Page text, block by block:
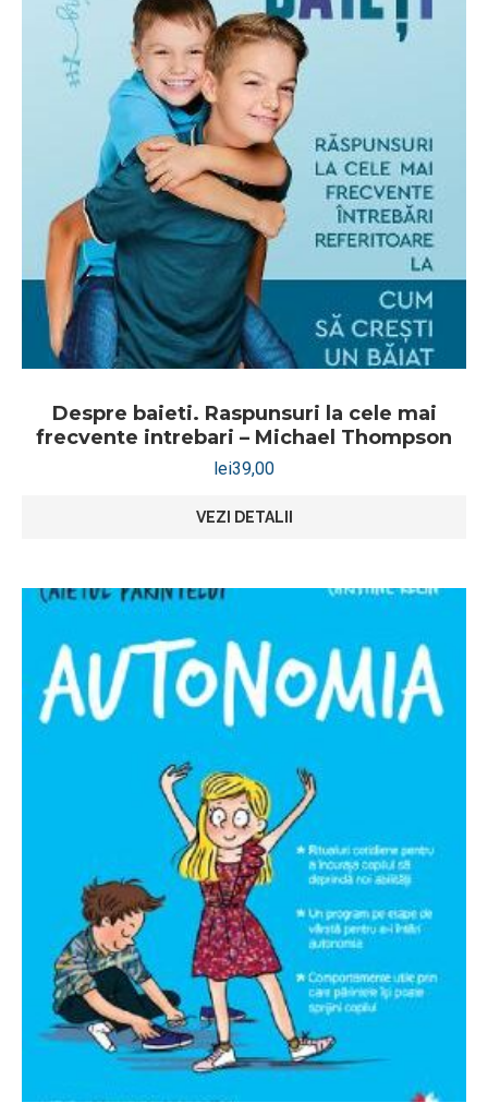
Despre baieti. Raspunsuri la cele mai
frecvente intrebari – Michael Thompson
lei39,00
VEZI DETALII